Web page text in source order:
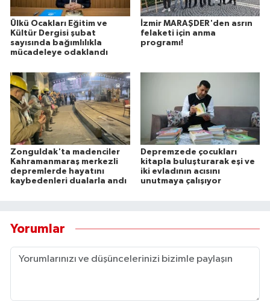
Ülkü Ocakları Eğitim ve
Kültür Dergisi şubat
sayısında bağımlılıkla
mücadeleye odaklandı
İzmir MARAŞDER'den asrın
felaketi için anma
programı!
Zonguldak'ta madenciler
Kahramanmaraş merkezli
depremlerde hayatını
kaybedenleri dualarla andı
Depremzede çocukları
kitapla buluşturarak eşi ve
iki evladının acısını
unutmaya çalışıyor
Yorumlar